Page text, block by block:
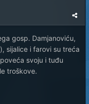
gosp. Damjanoviću,
sijalice i farovi su treća
svoju i tuđu
troškove.